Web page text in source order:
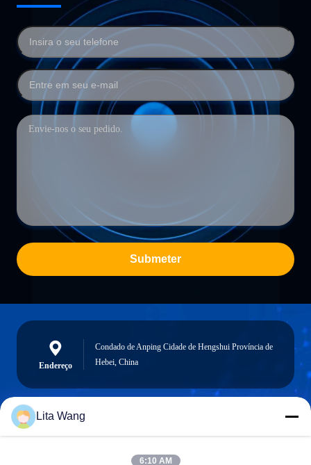
Submeter
Endereço
Condado de Anping Cidade de Hengshui Província de
Hebei, China
lita@screenmeshnet.com
Lita Wang
6:10 AM